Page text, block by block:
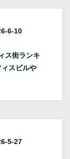
6-10
ス街ランキ
スビルや
5-27